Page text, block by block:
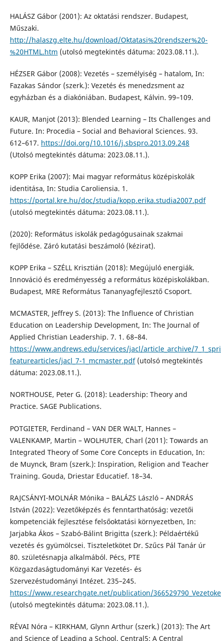
HALÁSZ Gábor (2001): Az oktatási rendszer. Budapest,
Műszaki.
http://halaszg.elte.hu/download/Oktatasi%20rendszer%20-
%20HTML.htm (utolsó megtekintés dátuma: 2023.08.11.).
HÉZSER Gábor (2008): Vezetés – személyiség – hatalom, In:
Fazakas Sándor (szerk.): Vezetés és menedzsment az
egyházban és a diakóniában. Budapest, Kálvin. 99–109.
KAUR, Manjot (2013): Blended Learning – Its Challenges and
Future. In: Procedia – Social and Behavioral Sciences. 93.
612–617. https://doi.org/10.1016/j.sbspro.2013.09.248
(Utolsó megtekintés dátuma: 2023.08.11.).
KOPP Erika (2007): Mai magyar református középiskolák
identitása, In: Studia Caroliensia. 1.
https://portal.kre.hu/doc/studia/kopp.erika.studia2007.pdf
(utolsó megtekintés dátuma: 2023.08.11.).
(2020): Református iskolák pedagógusainak szakmai
fejlődése. Záró kutatási beszámoló (kézirat).
KOPP Erika – SZÉLL Krisztián (2018): Megújuló energiák.
Innováció és eredményesség a református középiskolákban.
Budapest, MRE Református Tananyagfejlesztő Csoport.
MCMASTER, Jeffrey S. (2013): The Influence of Christian
Education on Leadership Development, In: The Journal of
Applied Christian Leadership. 7. 1. 68–84.
https://www.andrews.edu/services/jacl/article_archive/
featurearticles/jacl_7-1_mcmaster.pdf(utolsó megtekintés
dátuma: 2023.08.11.).
NORTHOUSE, Peter G. (2018): Leadership: Theory and
Practice. SAGE Publications.
POTGIETER, Ferdinand – VAN DER WALT, Hannes –
VALENKAMP, Martin – WOLHUTER, Charl (2011): Towards an
Integrated Theory of Some Core Concepts in Education, In:
de Muynck, Bram (szerk.): Inspiration, Religion and Teacher
Training. Gouda, Driestar Educatief. 18–34.
RAJCSÁNYI-MOLNÁR Mónika – BALÁZS László – ANDRÁS
István (2022): Vezetőképzés és fenntarthatóság: vezetői
kompetenciák fejlesztése felsőoktatási környezetben, In:
Jarjabka Ákos – Szabó-Bálint Brigitta (szerk.): Példaértékű
vezetés és gyümölcsei. Tiszteletkötet Dr. Szűcs Pál Tanár úr
80. születésnapja alkalmából. Pécs, PTE
Közgazdaságtudományi Kar Vezetés- és
Szervezéstudományi Intézet. 235–245.
https://www.researchgate.net/publication/
(utolsó megtekintés dátuma: 2023.08.11.).
RÉVAI Nóra – KIRKHAM, Glynn Arthur (szerk.) (2013): The Art
and Science of Leading a School. Central5: A Central